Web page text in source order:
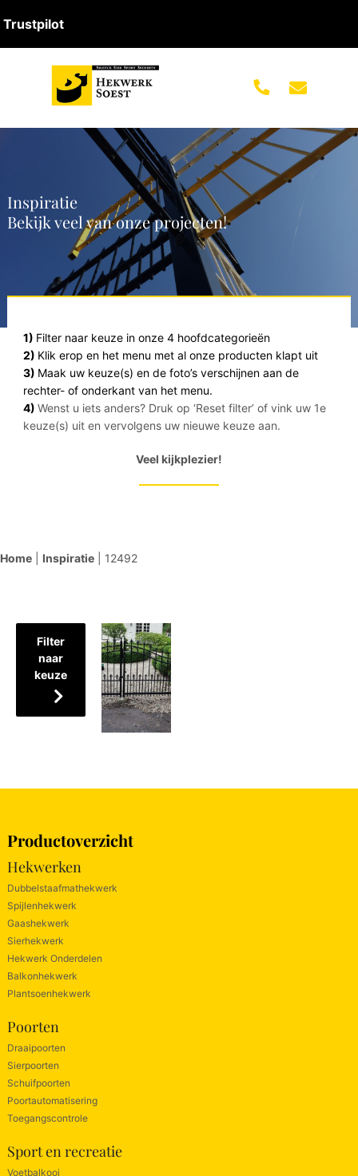
Trustpilot
Inspiratie
Bekijk veel van onze projecten!
1) Filter naar keuze in onze 4 hoofdcategorieën
2) Klik erop en het menu met al onze producten klapt uit
3) Maak uw keuze(s) en de foto’s verschijnen aan de
rechter- of onderkant van het menu.
4) Wenst u iets anders? Druk op ‘Reset filter’ of vink uw 1e
keuze(s) uit en vervolgens uw nieuwe keuze aan.
Veel kijkplezier!
Home Inspiratie 12492
Filter
naar
keuze
Productoverzicht
Hekwerken
Dubbelstaafmathekwerk
Spijlenhekwerk
Gaashekwerk
Sierhekwerk
Hekwerk Onderdelen
Balkonhekwerk
Plantsoenhekwerk
Poorten
Draaipoorten
Sierpoorten
Schuifpoorten
Poortautomatisering
Toegangscontrole
Sport en recreatie
Voetbalkooi